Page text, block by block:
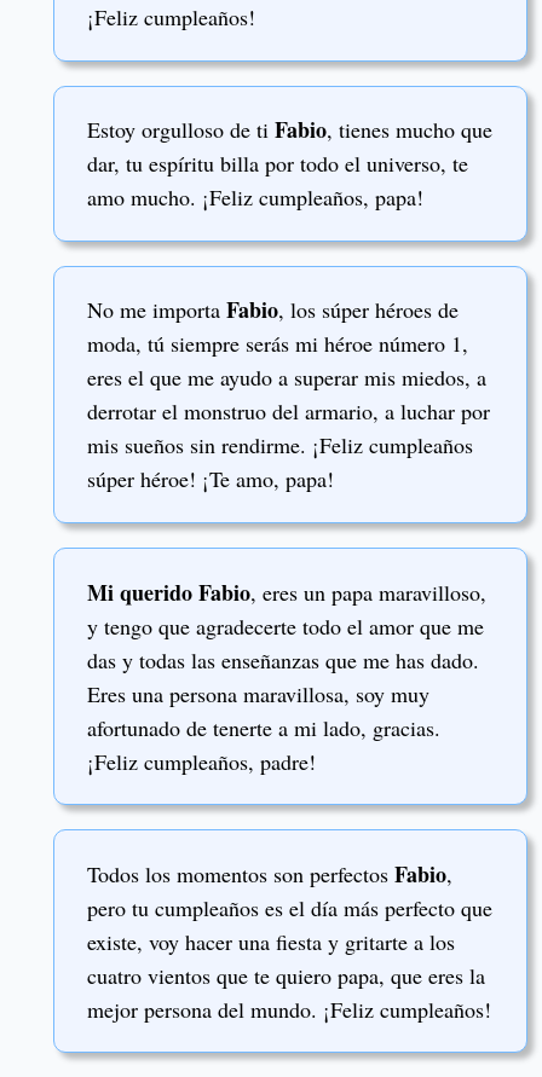
¡Feliz cumpleaños!
Estoy orgulloso de ti Fabio, tienes mucho que
dar, tu espíritu billa por todo el universo, te
amo mucho. ¡Feliz cumpleaños, papa!
No me importa Fabio, los súper héroes de
moda, tú siempre serás mi héroe número 1,
eres el que me ayudo a superar mis miedos, a
derrotar el monstruo del armario, a luchar por
mis sueños sin rendirme. ¡Feliz cumpleaños
súper héroe! ¡Te amo, papa!
Mi querido Fabio, eres un papa maravilloso,
y tengo que agradecerte todo el amor que me
das y todas las enseñanzas que me has dado.
Eres una persona maravillosa, soy muy
afortunado de tenerte a mi lado, gracias.
¡Feliz cumpleaños, padre!
Todos los momentos son perfectos Fabio,
pero tu cumpleaños es el día más perfecto que
existe, voy hacer una fiesta y gritarte a los
cuatro vientos que te quiero papa, que eres la
mejor persona del mundo. ¡Feliz cumpleaños!